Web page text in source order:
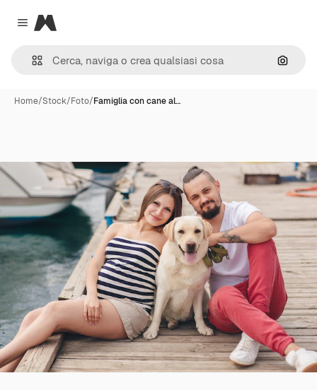
Close menu
Magnific
Cerca
Home/Stock/Foto/Famiglia con cane al…